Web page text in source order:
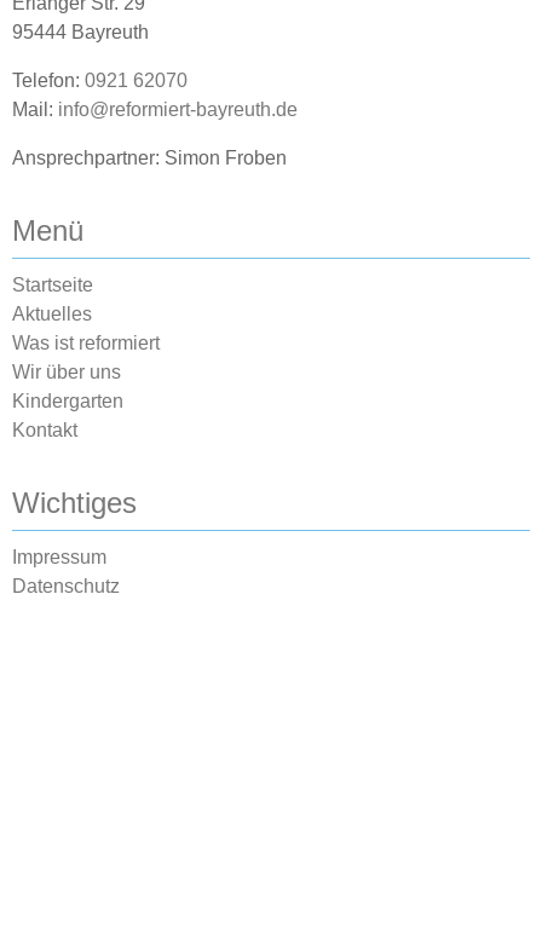
95444 Bayreuth
Telefon: 0921 62070
Mail: info@reformiert-bayreuth.de
Ansprechpartner: Simon Froben
Menü
Startseite
Aktuelles
Was ist reformiert
Wir über uns
Kindergarten
Kontakt
Wichtiges
Impressum
Datenschutz